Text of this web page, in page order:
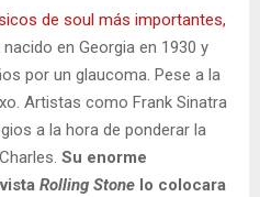
de soul más importantes,
nacido en Georgia en 1930 y
por un glaucoma. Pese a la
Artistas como Frank Sinatra
a la hora de ponderar la
Su enorme
Rolling Stone lo colocara